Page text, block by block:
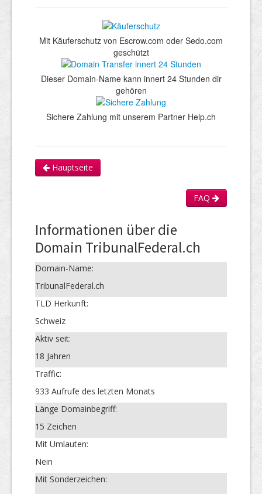
Mit Käuferschutz von Escrow.com oder Sedo.com
geschützt
Dieser Domain-Name kann innert 24 Stunden dir
gehören
Sichere Zahlung mit unserem Partner Help.ch
Hauptseite
FAQ
Informationen über die
Domain TribunalFederal.ch
Domain-Name:
TribunalFederal.ch
TLD Herkunft:
Schweiz
Aktiv seit:
18 Jahren
Traffic:
933 Aufrufe des letzten Monats
Länge Domainbegriff:
15 Zeichen
Mit Umlauten:
Nein
Mit Sonderzeichen: